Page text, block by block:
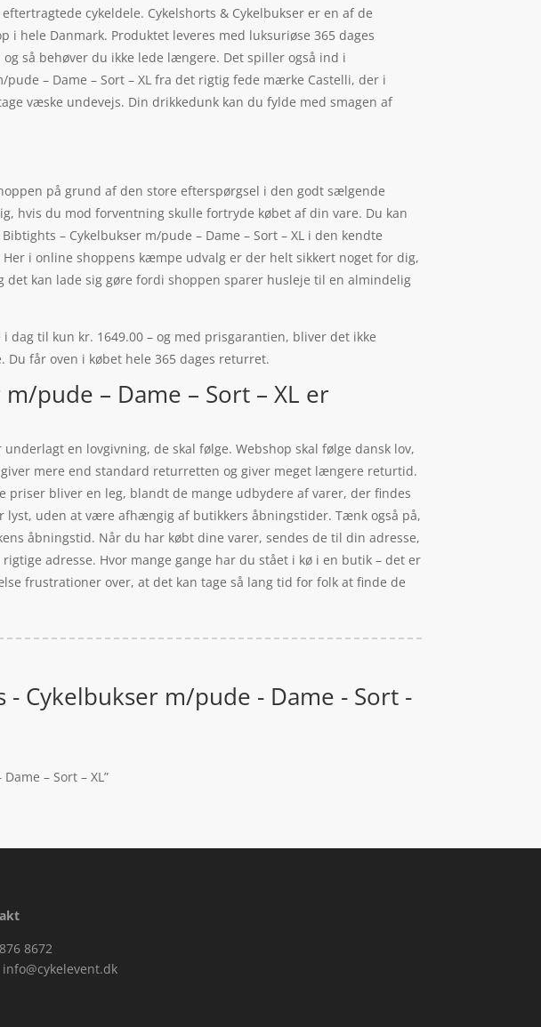
cykeldele. Cykelshorts & Cykelbukser er en af de
hele Danmark. Produktet leveres med luksuriøse 365 dages
så behøver du ikke lede længere. Det spiller også ind i
– Dame – Sort – XL fra det rigtig fede mærke Castelli, der i
væske undevejs. Din drikkedunk kan du fylde med smagen af
på grund af den store efterspørgsel i den godt sælgende
hvis du mod forventning skulle fortryde købet af din vare. Du kan
– Cykelbukser m/pude – Dame – Sort – XL i den kendte
i online shoppens kæmpe udvalg er der helt sikkert noget for dig,
kan lade sig gøre fordi shoppen sparer husleje til en almindelig
i dag til kun kr. 1649.00 – og med prisgarantien, bliver det ikke
får oven i købet hele 365 dages returret.
pude – Dame – Sort – XL er
en lovgivning, de skal følge. Webshop skal følge dansk lov,
mere end standard returretten og giver meget længere returtid.
bliver en leg, blandt de mange udbydere af varer, der findes
uden at være afhængig af butikkers åbningstider. Tænk også på,
åbningstid. Når du har købt dine varer, sendes de til din adresse,
adresse. Hvor mange gange har du stået i kø i en butik – det er
frustrationer over, at det kan tage så lang tid for folk at finde de
Cykelbukser m/pude - Dame - Sort -
– Sort – XL”
8672
info@cykelevent.dk